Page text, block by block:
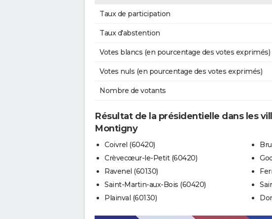
Taux de participation
Taux d'abstention
Votes blancs (en pourcentage des votes exprimés)
Votes nuls (en pourcentage des votes exprimés)
Nombre de votants
Résultat de la présidentielle dans les
Montigny
Coivrel (60420)
Crèvecœur-le-Petit (60420)
Ravenel (60130)
Saint-Martin-aux-Bois (60420)
Plainval (60130)